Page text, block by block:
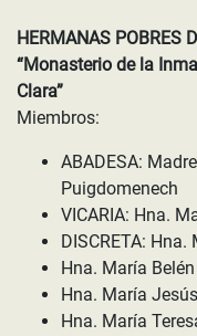
HERMANAS POBRES
“Monasterio de la
Clara”
Miembros:
ABADESA:
Puigdomenech
VICARIA: Hna.
DISCRETA:
Hna. María
Hna. María
Hna. María